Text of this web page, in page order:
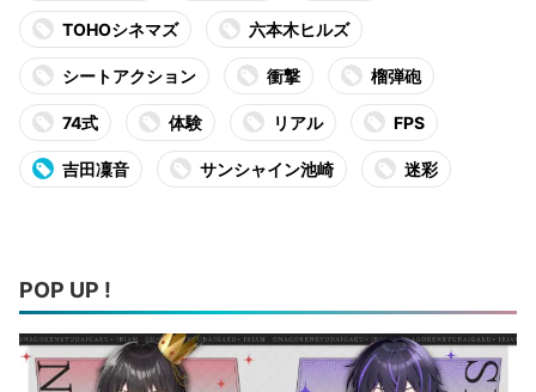
TOHOシネマズ 六本木ヒルズ
シートアクション 衝撃 榴弾砲
74式 体験 リアル FPS
吉田凜音 サンシャイン池崎 迷彩
POP UP !